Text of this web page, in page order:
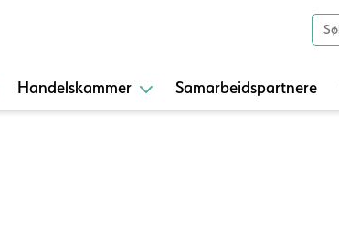
Handelskammer Samarbeidspartnere